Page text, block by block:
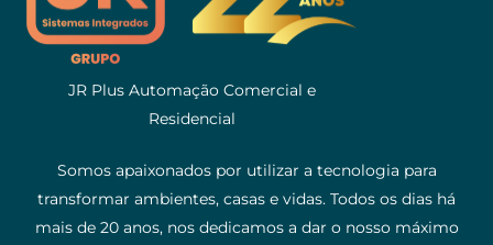
JR Plus Automação Comercial e
Residencial
Somos apaixonados por utilizar a tecnologia para
transformar ambientes, casas e vidas. Todos os dias há
mais de 20 anos, nos dedicamos a dar o nosso máximo